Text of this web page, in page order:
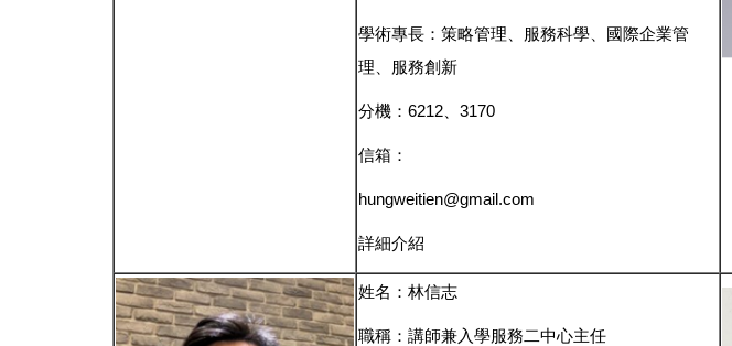
學術專長：策略管理、服務科學、國際企業管
理、服務創新
分機：6212、3170
信箱：
hungweitien@gmail.com
詳細介紹
姓名：林信志
職稱：講師兼入學服務二中心主任